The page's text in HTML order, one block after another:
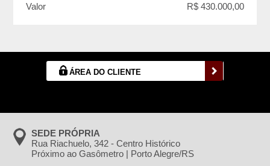
Valor R$ 430.000,00
ÁREA DO CLIENTE
SEDE PRÓPRIA
Rua Riachuelo, 342 - Centro Histórico
Próximo ao Gasômetro | Porto Alegre/RS